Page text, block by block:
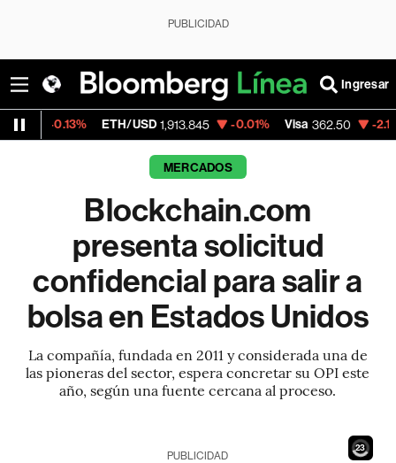
PUBLICIDAD
Ingresar
ETH/USD 1,913.845 -0.01% Visa 362.50 -2.15%
MERCADOS
Blockchain.com
presenta solicitud
confidencial para salir a
bolsa en Estados Unidos
La compañía, fundada en 2011 y considerada una de
las pioneras del sector, espera concretar su OPI este
año, según una fuente cercana al proceso.
21
PUBLICIDAD